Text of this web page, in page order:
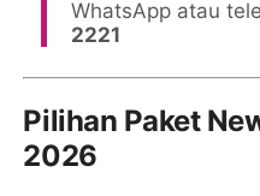
WhatsApp atau
2221
Pilihan Paket
2026